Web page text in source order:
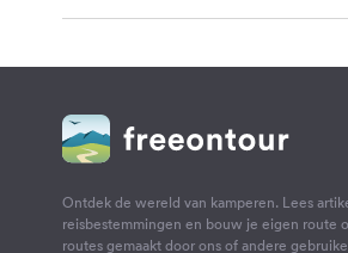
Ontdek de wereld van kamperen. Lees
reisbestemmingen en bouw je eigen route
routes gemaakt door ons of andere